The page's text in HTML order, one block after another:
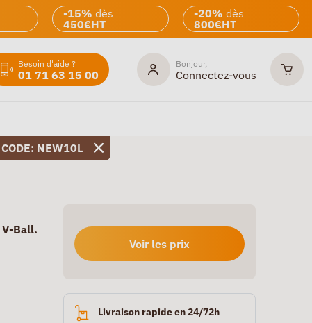
-15% dès
450€HT
-20% dès
800€HT
Besoin d'aide ?
01 71 63 15 00
Bonjour,
Connectez-vous
NEW10L
Ball.
Voir les prix
Livraison rapide en 24/72h